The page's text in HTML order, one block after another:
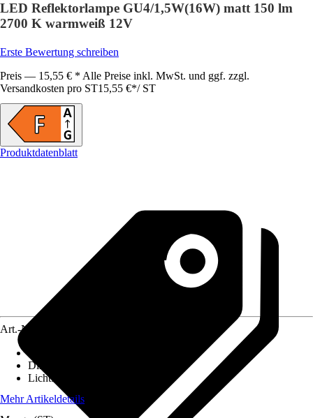
LED Reflektorlampe GU4/1,5W(16W) matt 150 lm
2700 K warmweiß 12V
Erste Bewertung schreiben
Preis — 15,55 € * Alle Preise inkl. MwSt. und ggf. zzgl.
Versandkosten pro ST15,55 €*/ ST
Produktdatenblatt
Art.-Nr.
Dimmbar
Lichtfarbe
Mehr Artikeldetails